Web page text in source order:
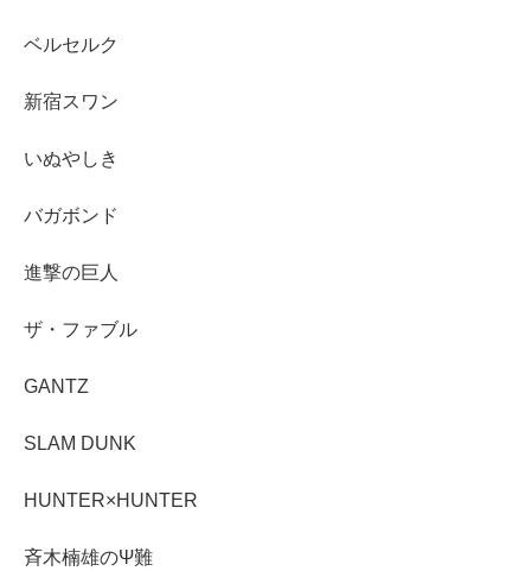
ベルセルク
新宿スワン
いぬやしき
バガボンド
進撃の巨人
ザ・ファブル
GANTZ
SLAM DUNK
HUNTER×HUNTER
斉木楠雄のΨ難